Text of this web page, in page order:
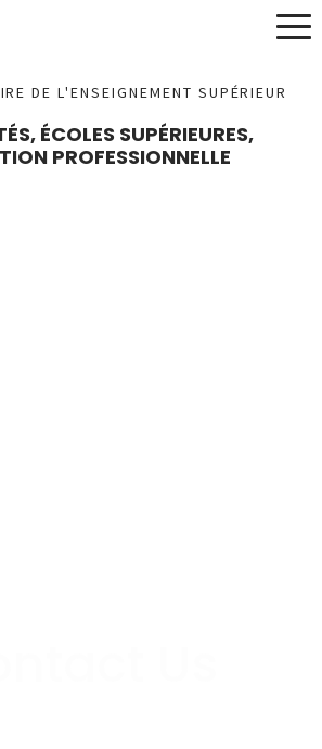
DE L'ENSEIGNEMENT SUPÉRIEUR
ÉCOLES SUPÉRIEURES,
PROFESSIONNELLE